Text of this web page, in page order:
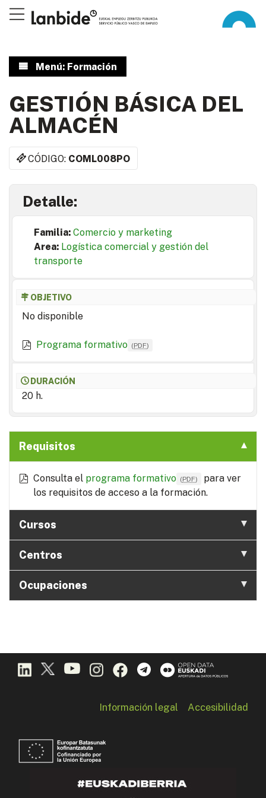
Menú: Formación
GESTIÓN BÁSICA DEL
ALMACÉN
CÓDIGO: COML008PO
Detalle:
Familia: Comercio y marketing
Area: Logística comercial y gestión del
transporte
OBJETIVO
No disponible
Programa formativo (PDF)
DURACIÓN
20 h.
Requisitos
Consulta el programa formativo (PDF)
para ver
los requisitos de acceso a la formación.
Cursos
Centros
Ocupaciones
Información legal Accesibilidad